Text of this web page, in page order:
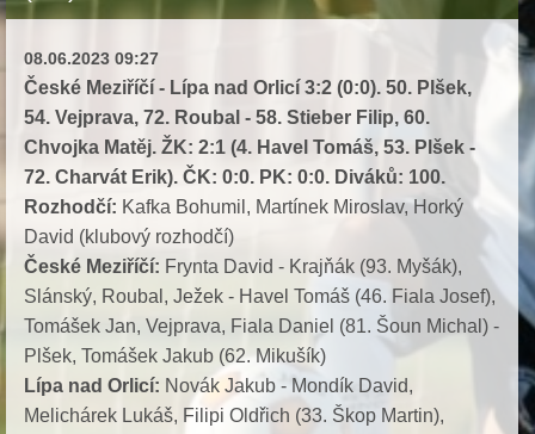
08.06.2023 09:27
České Meziříčí - Lípa nad Orlicí 3:2 (0:0). 50. Plšek,
54. Vejprava, 72. Roubal - 58. Stieber Filip, 60.
Chvojka Matěj. ŽK: 2:1 (4. Havel Tomáš, 53. Plšek -
72. Charvát Erik). ČK: 0:0. PK: 0:0. Diváků: 100.
Rozhodčí: Kafka Bohumil, Martínek Miroslav, Horký
David (klubový rozhodčí)
České Meziříčí: Frynta David - Krajňák (93. Myšák),
Slánský, Roubal, Ježek - Havel Tomáš (46. Fiala Josef),
Tomášek Jan, Vejprava, Fiala Daniel (81. Šoun Michal) -
Plšek, Tomášek Jakub (62. Mikušík)
Lípa nad Orlicí: Novák Jakub - Mondík David,
Melichárek Lukáš, Filipi Oldřich (33. Škop Martin),